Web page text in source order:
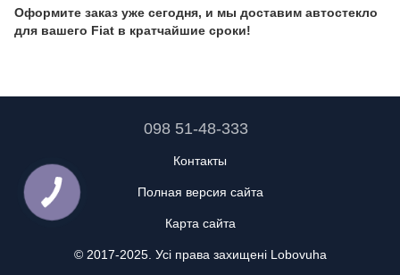
Оформите заказ уже сегодня, и мы доставим автостекло
для вашего Fiat в кратчайшие сроки!
098 51-48-333
Контакты
Полная версия сайта
Карта сайта
© 2017-2025. Усі права захищені Lobovuha